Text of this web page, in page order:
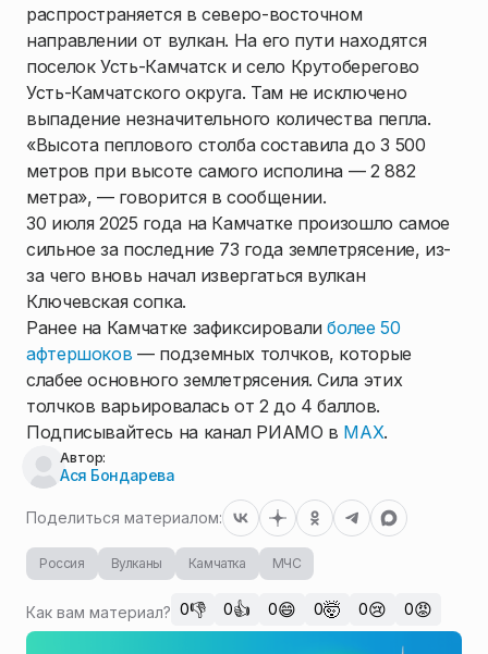
распространяется в северо-восточном
направлении от вулкан. На его пути находятся
поселок Усть-Камчатск и село Крутоберегово
Усть-Камчатского округа. Там не исключено
выпадение незначительного количества пепла.
«Высота пеплового столба составила до 3 500
метров при высоте самого исполина — 2 882
метра», — говорится в сообщении.
30 июля 2025 года на Камчатке произошло самое
сильное за последние 73 года землетрясение, из-
за чего вновь начал извергаться вулкан
Ключевская сопка.
Ранее на Камчатке зафиксировалиболее 50
афтершоков— подземных толчков, которые
слабее основного землетрясения. Сила этих
толчков варьировалась от 2 до 4 баллов.
Подписывайтесь на канал РИАМО в MAX.
Автор:
Ася Бондарева
Поделиться материалом:
Россия Вулканы Камчатка МЧС
Как вам материал? 0👎 0👍 0😄 0🤯 0😢 0😡